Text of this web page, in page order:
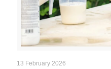
13 February 2026